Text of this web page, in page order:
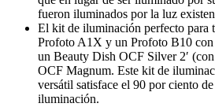
fueron iluminados por la luz
El kit de iluminación perfecto para
Profoto A1X y un Profoto B10
un Beauty Dish OCF Silver 2′
OCF Magnum. Este kit de
versátil satisface el 90 por ciento
iluminación.